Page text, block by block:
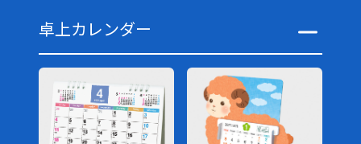
卓上カレンダー